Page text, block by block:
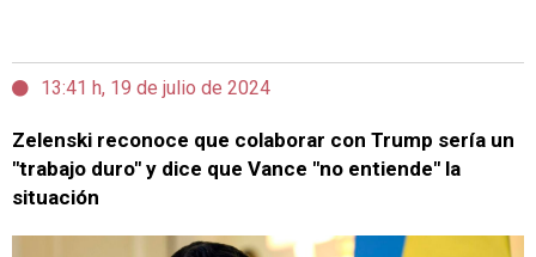
13:41 h, 19 de julio de 2024
Zelenski reconoce que colaborar con Trump sería un
"trabajo duro" y dice que Vance "no entiende" la
situación